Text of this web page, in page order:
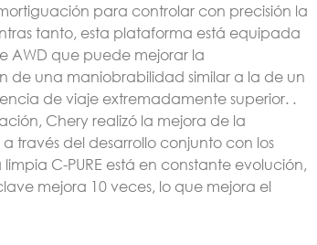
para controlar con precisión la
tanto, esta plataforma está equipada
AWD que puede mejorar la
de una maniobrabilidad similar a la de un
de viaje extremadamente superior. .
Chery realizó la mejora de la
través del desarrollo conjunto con los
C-PURE está en constante evolución,
mejora 10 veces, lo que mejora el